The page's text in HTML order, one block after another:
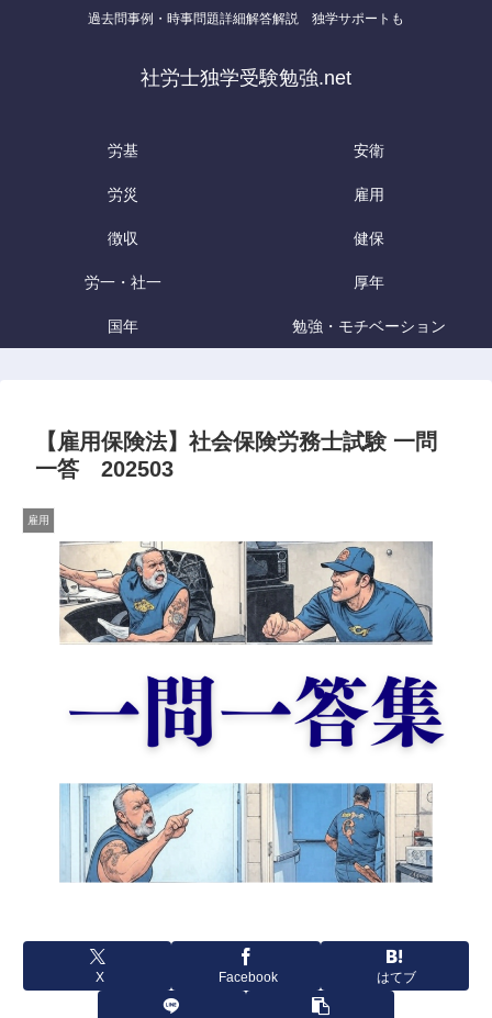
過去問事例・時事問題詳細解答解説 独学サポートも
社労士独学受験勉強.net
労基 安衛
労災 雇用
徴収 健保
労一・社一 厚年
国年 勉強・モチベーション
【雇用保険法】社会保険労務士試験 一問
一答 202503
雇用
X Facebook はてブ